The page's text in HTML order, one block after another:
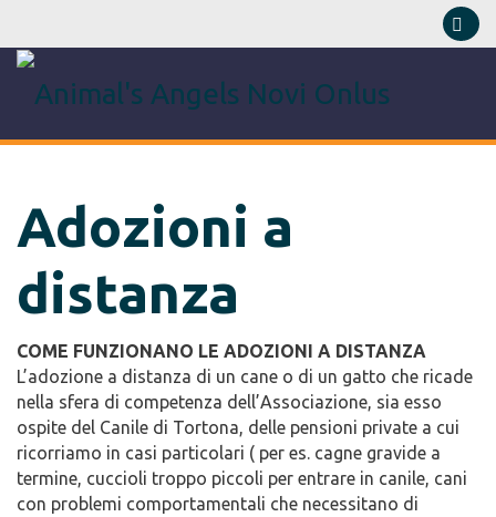
Adozioni a
distanza
COME FUNZIONANO LE ADOZIONI A DISTANZA
L’adozione a distanza di un cane o di un gatto che ricade
nella sfera di competenza dell’Associazione, sia esso
ospite del Canile di Tortona, delle pensioni private a cui
ricorriamo in casi particolari ( per es. cagne gravide a
termine, cuccioli troppo piccoli per entrare in canile, cani
con problemi comportamentali che necessitano di